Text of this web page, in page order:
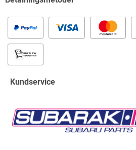
Kundservice